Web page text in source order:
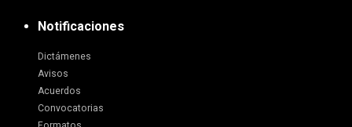
Notificaciones
Dictámenes
Avisos
Acuerdos
Convocatorias